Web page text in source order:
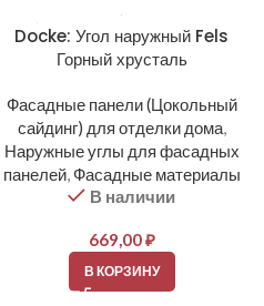
Docke: Угол наружный Fels
Горный хрусталь
Фасадные панели (Цокольный
сайдинг) для отделки дома,
Наружные углы для фасадных
панелей, Фасадные материалы
В наличии
669,00₽
В КОРЗИНУ